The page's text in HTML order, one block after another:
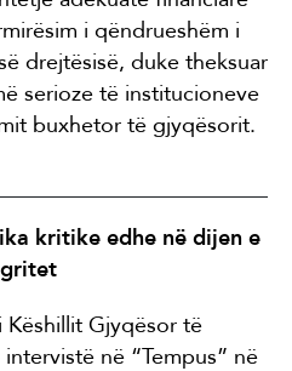
i qëndrueshëm i
drejtësisë, duke theksuar
serioze të institucioneve
buxhetor të gjyqësorit.
kritike edhe në dijen e
Gjyqësor të
në “Tempus” në